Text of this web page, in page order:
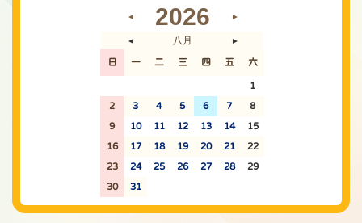
◄ 2026 ►
◄ 八月 ►
日 一 二 三 四 五 六
1
2 3 4 5 6 7 8
9 10 11 12 13 14 15
16 17 18 19 20 21 22
23 24 25 26 27 28 29
30 31